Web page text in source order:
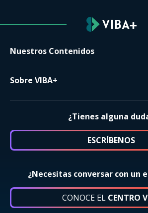
Nuestros Contenidos
Sobre VIBA+
¿Tienes alguna
ESCRÍBENOS
¿Necesitas conversar con un
CONOCE EL CENTRO